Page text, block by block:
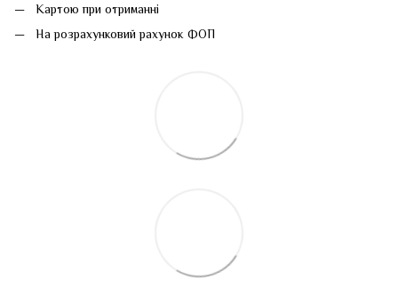
Картою при отриманні
На розрахунковий рахунок ФОП